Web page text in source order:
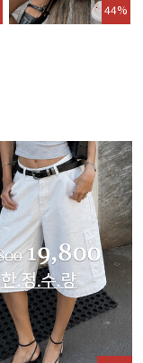
44%